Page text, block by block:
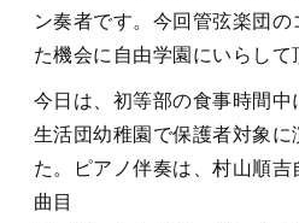
ン奏者です。今回管弦楽団
た機会に自由学園にいらして
今日は、初等部の食事時間
生活団幼稚園で保護者対象に
た。ピアノ伴奏は、村山順吉
曲目